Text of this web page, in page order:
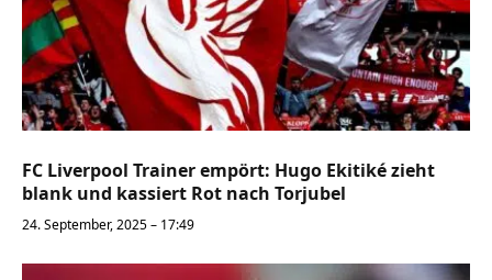
FC Liverpool Trainer empört: Hugo Ekitiké zieht
blank und kassiert Rot nach Torjubel
24. September, 2025 – 17:49